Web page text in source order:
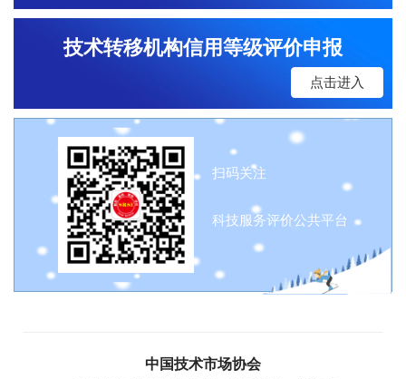
技术转移机构信用等级评价申报
点击进入
扫码关注
科技服务评价公共平台
中国技术市场协会